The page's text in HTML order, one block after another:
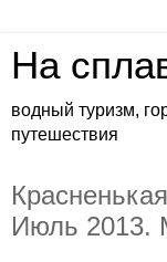
На
водный туризм,
путешествия
Июль 2013.